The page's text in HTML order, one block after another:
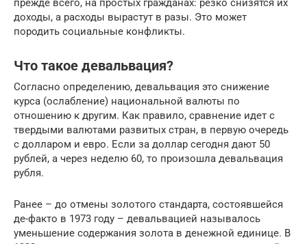
прежде всего, на простых гражданах: резко снизятся их
доходы, а расходы вырастут в разы. Это может
породить социальные конфликты.
Что такое девальвация?
Согласно определению, девальвация это снижение
курса (ослабление) национальной валюты по
отношению к другим. Как правило, сравнение идет с
твердыми валютами развитых стран, в первую очередь
с долларом и евро. Если за доллар сегодня дают 50
рублей, а через неделю 60, то произошла девальвация
рубля.
Ранее – до отмены золотого стандарта, состоявшейся
де-факто в 1973 году – девальвацией называлось
уменьшение содержания золота в денежной единице. В